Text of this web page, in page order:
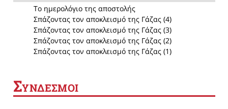
Το ημερολόγιο της αποστολής
Σπάζοντας τον αποκλεισμό της Γάζας (4)
Σπάζοντας τον αποκλεισμό της Γάζας (3)
Σπάζοντας τον αποκλεισμό της Γάζας (2)
Σπάζοντας τον αποκλεισμό της Γάζας (1)
ΣΥΝΔΕΣΜΟΙ